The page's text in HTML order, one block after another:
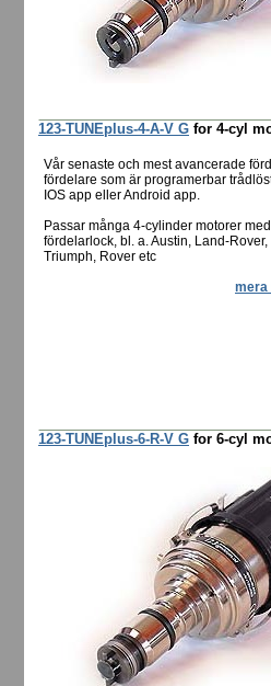
123-TUNEplus-4-A-V G for 4-cyl
Vår senaste och mest avancerade
fördelare som är programerbar
IOS app eller Android app.
Passar många 4-cylinder motorer
fördelarlock, bl. a. Austin, Land-
Triumph, Rover etc
mera
123-TUNEplus-6-R-V G for 6-cyl